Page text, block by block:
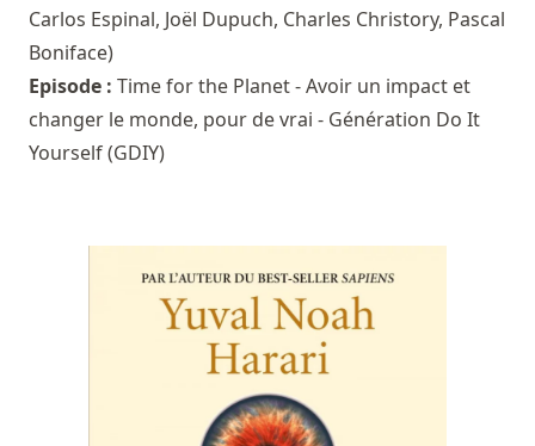
Carlos Espinal, Joël Dupuch, Charles Christory, Pascal
Boniface)
Episode : Time for the Planet - Avoir un impact et
changer le monde, pour de vrai - Génération Do It
Yourself (GDIY)